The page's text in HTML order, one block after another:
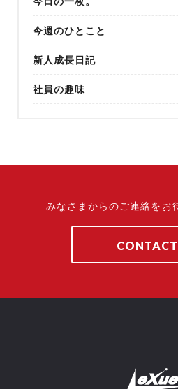
今週のひとこと
新人成長日記
社員の趣味
みなさまからのご連絡をお